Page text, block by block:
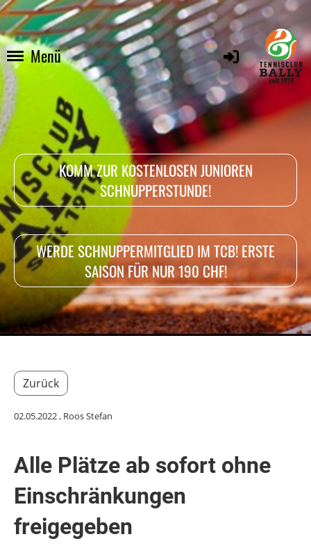
Menü
KOMM ZUR KOSTENLOSEN JUNIOREN
SCHNUPPERSTUNDE!
WERDE SCHNUPPERMITGLIED IM TCB! ERSTE
SAISON FÜR NUR 190 CHF!
Zurück
02.05.2022, Roos Stefan
Alle Plätze ab sofort ohne
Einschränkungen
freigegeben